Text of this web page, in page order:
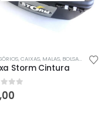
,CAIXAS, MALAS, BOLSAS, MOCHILAS & SACOS
Storm Cintura
of 5